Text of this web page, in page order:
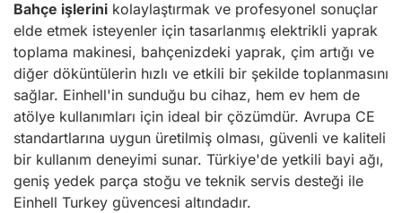
Bahçe işlerini kolaylaştırmak ve profesyonel sonuçlar
elde etmek isteyenler için tasarlanmış elektrikli yaprak
toplama makinesi, bahçenizdeki yaprak, çim artığı ve
diğer döküntülerin hızlı ve etkili bir şekilde toplanmasını
sağlar. Einhell'in sunduğu bu cihaz, hem ev hem de
atölye kullanımları için ideal bir çözümdür. Avrupa CE
standartlarına uygun üretilmiş olması, güvenli ve kaliteli
bir kullanım deneyimi sunar. Türkiye'de yetkili bayi ağı,
geniş yedek parça stoğu ve teknik servis desteği ile
Einhell Turkey güvencesi altındadır.